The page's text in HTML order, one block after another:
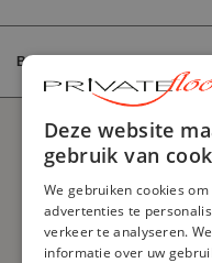
BETALING
PRIVATEFLOOR IS
FABRIEKSPRIJZEN.
DECORATIE,
Deze website
gebruik van
We gebruiken cookies
advertenties te
verkeer te analyseren.
informatie over uw